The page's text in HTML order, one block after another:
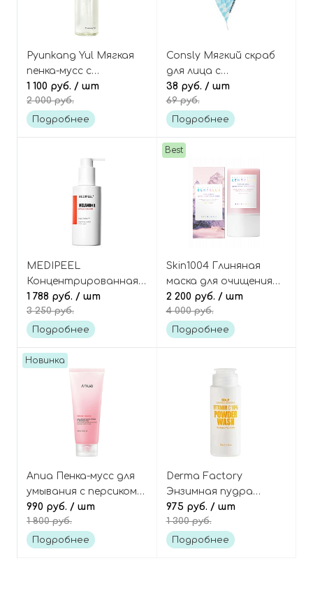
Pyunkang Yul Мягкая
пенка-мусс с
центеллой и
гиалуроновой
кислотой, Calming
1 100 руб. / шт
2 000 руб.
Подробнее
Consly Мягкий скраб
для лица с
гиалуроновой
кислотой и содой
(пирамидка), Mini To Go
Hyaluronic Acid Pore
38 руб. / шт
69 руб.
Подробнее
MEDIPEEL
Концентрированная
гель-пенка для
умывания против
пигментации и пост-
Ampoule Cleanser
1 788 руб. / шт
3 250 руб.
Подробнее
Best
Skin1004 Глиняная
маска для очищения
кожи в формате
стика, Poremizing
Quick Clay Stick Mask
2 200 руб. / шт
4 000 руб.
Подробнее
Новинка
Anua Пенка-мусс для
умывания с персиком и
ниацинамидом, Peach
Niacin Spread
Cleansing Foam
990 руб. / шт
1 800 руб.
Подробнее
Derma Factory
Энзимная пудра
очищающая с
витамином С (10%),
Vitamin C 10% Powder
975 руб. / шт
1 300 руб.
Подробнее